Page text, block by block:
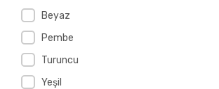
Beyaz
Pembe
Turuncu
Yeşil